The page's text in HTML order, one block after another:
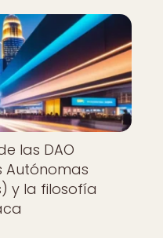
las DAO
Autónomas
y la filosofía